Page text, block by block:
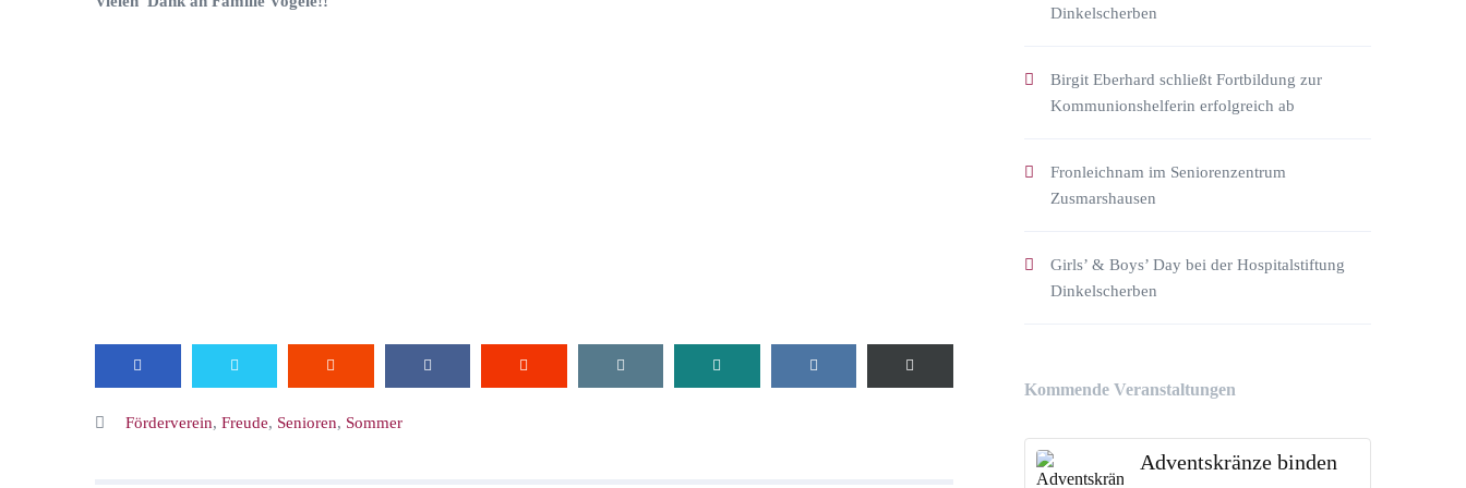
Förderverein, Freude, Senioren, Sommer
Dinkelscherben
Birgit Eberhard schließt Fortbildung zur
Kommunionshelferin erfolgreich ab
Fronleichnam im Seniorenzentrum
Zusmarshausen
Girls’ & Boys’ Day bei der Hospitalstiftung
Dinkelscherben
Kommende Veranstaltungen
Adventskränze binden